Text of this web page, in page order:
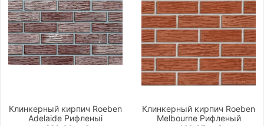
Клинкерный кирпич Roeben
Adelaide Рифленыi
Клинкерный кирпич Roeben
Melbourne Рифленый